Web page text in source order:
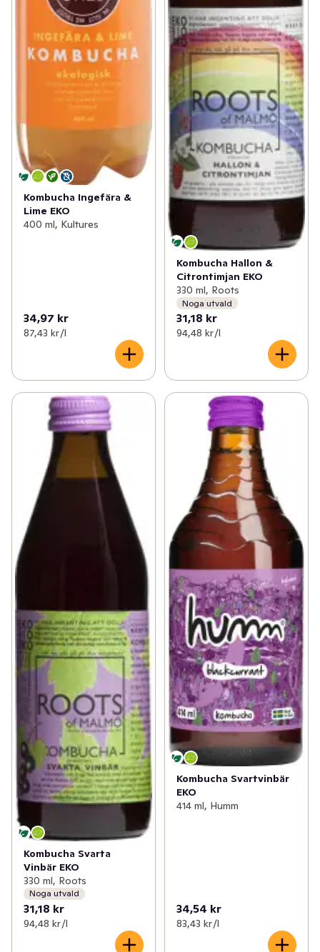
därmed alla nyttigheter som bildas under
fermenteringen. Eftersom vi inte filtrerar kombuchan
kan synliga spår av kulturen förekomma, grattis i så fall,
det är koncentrerade nyttigheter.
Kombucha Ingefära &
Lime EKO
400 ml, Kultures
34,97 kr
87,43 kr /l
Kombucha Hallon &
Citrontimjan EKO
330 ml, Roots
Noga utvald
31,18 kr
94,48 kr /l
Kombucha Svarta
Vinbär EKO
330 ml, Roots
Noga utvald
31,18 kr
94,48 kr /l
Kombucha Svartvinbär
EKO
414 ml, Humm
34,54 kr
83,43 kr /l